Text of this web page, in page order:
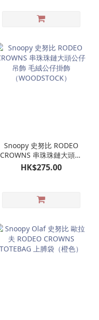
Snoopy 史努比 RODEO
CROWNS 串珠珠鏈大頭公
仔吊飾 毛絨公仔掛飾
（WOODSTOCK）
HK$275.00